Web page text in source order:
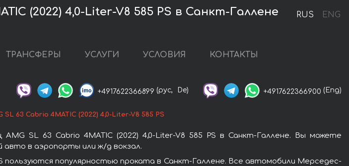
RUS ENG
(2022) 4,0-Liter-V8 585 PS в Санкт-Галлене
ТРАНСФЕРЫ УСЛУГИ УСЛОВИЯ КОНТАКТЫ
+4917622366899 (рус, De) +4917622366900 (Eng)
63 Cabrio 4MATIC (2022) 4,0-Liter-V8 585 PS
SL 63 Cabrio 4MATIC (2022) 4,0-Liter-V8 585 PS в Санкт-Галлене. Вы можете
авто в аэропорты или ж/д вокзал.
пользуются популярностью проката в Санкт-Галлене. Все автомобили Мерседес-